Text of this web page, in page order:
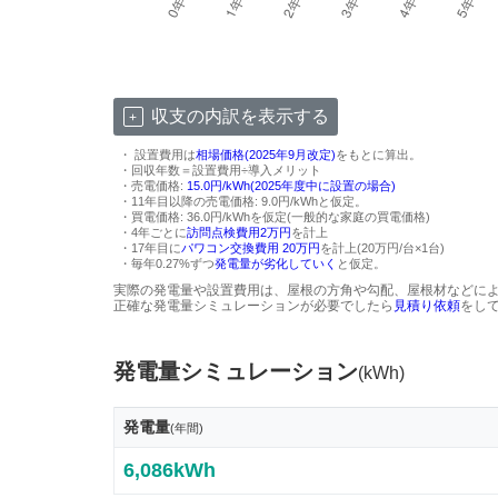
収支の内訳を表示する
・ 設置費用は相場価格(2025年9月改定)をもとに算出。
・回収年数＝設置費用÷導入メリット
・売電価格: 15.0円/kWh(2025年度中に設置の場合)
・11年目以降の売電価格: 9.0円/kWhと仮定。
・買電価格: 36.0円/kWhを仮定(一般的な家庭の買電価格)
・4年ごとに訪問点検費用2万円を計上
・17年目にパワコン交換費用 20万円を計上(20万円/台×1台)
・毎年0.27%ずつ発電量が劣化していく と仮定。
実際の発電量や設置費用は、屋根の方角や勾配、屋根材などに
正確な発電量シミュレーションが必要でしたら 見積り依頼をし
発電量シミュレーション(kWh)
発電量(年間)
6,086kWh